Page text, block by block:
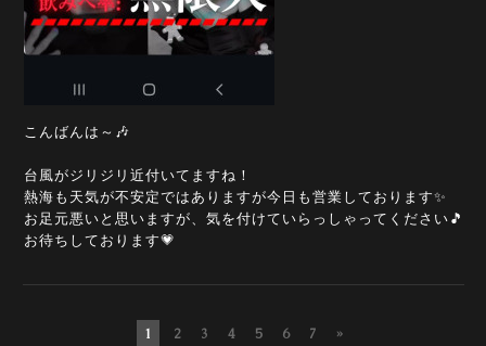
こんばんは～🎶
台風がジリジリ近付いてますね！
熱海も天気が不安定ではありますが今日も営業しております✨
お足元悪いと思いますが、気を付けていらっしゃってください🎵
お待ちしております💗
1 2 3 4 5 6 7 »